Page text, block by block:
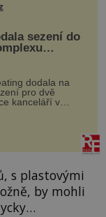
sezení do
Salfordu
dodala na
pro dvě
kanceláří v
v anglickém
s plastovými
by mohli